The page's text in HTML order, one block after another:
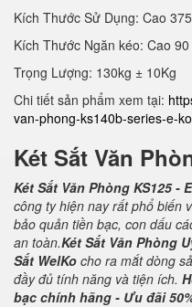
Kích Thước Sử Dụng: Cao
Kích Thước Ngăn kéo: Cao
Trọng Lượng: 130kg ± 10Kg
Chi tiết sản phẩm xem tại:
van-phong-ks140b-series-e-
Két Sắt Văn
Két Sắt Văn Phòng KS125 -
công ty hiện nay rất phổ biến
bảo quản tiền bạc, con dấu
an toàn.Két Sắt Văn Phòng
Sắt WelKo cho ra mắt dòng
đầy đủ tính năng và tiện ích.
bạc chính hãng - Ưu đãi